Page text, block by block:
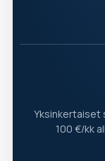
Yksinkertaiset
100 €/kk